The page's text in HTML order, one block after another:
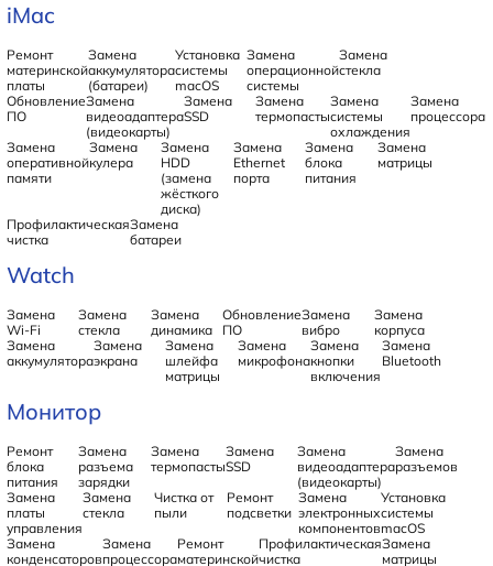
iMac
Ремонт
материнской
платы
Замена
аккумулятора
(батареи)
Установка
системы
macOS
Замена
операционной
системы
Замена
стекла
Обновление
ПО
Замена
видеоадаптера
(видеокарты)
Замена
SSD
Замена
термопасты
Замена
системы
охлаждения
Замена
процессора
Замена
оперативной
памяти
Замена
кулера
Замена
HDD
(замена
жёсткого
диска)
Замена
Ethernet
порта
Замена
блока
питания
Замена
матрицы
Профилактическая
чистка
Замена
батареи
Watch
Замена
Wi-Fi
Замена
стекла
Замена
динамика
Обновление
ПО
Замена
вибро
Замена
корпуса
Замена
аккумулятора
Замена
экрана
Замена
шлейфа
матрицы
Замена
микрофона
Замена
кнопки
включения
Замена
Bluetooth
Монитор
Ремонт
блока
питания
Замена
разъема
зарядки
Замена
термопасты
Замена
SSD
Замена
видеоадаптера
(видеокарты)
Замена
разъемов
Замена
платы
управления
Замена
стекла
Чистка от
пыли
Ремонт
подсветки
Замена
электронных
компонентов
Установка
системы
macOS
Замена
конденсаторов
Замена
процессора
Ремонт
материнской
Профилактическая
чистка
Замена
матрицы